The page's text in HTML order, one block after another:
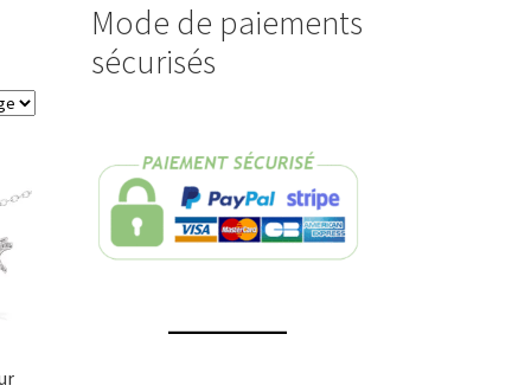
Mode de paiements
sécurisés